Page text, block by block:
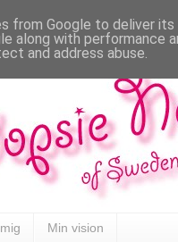
Min vision
from Google to deliver
along with performance
and address abuse.